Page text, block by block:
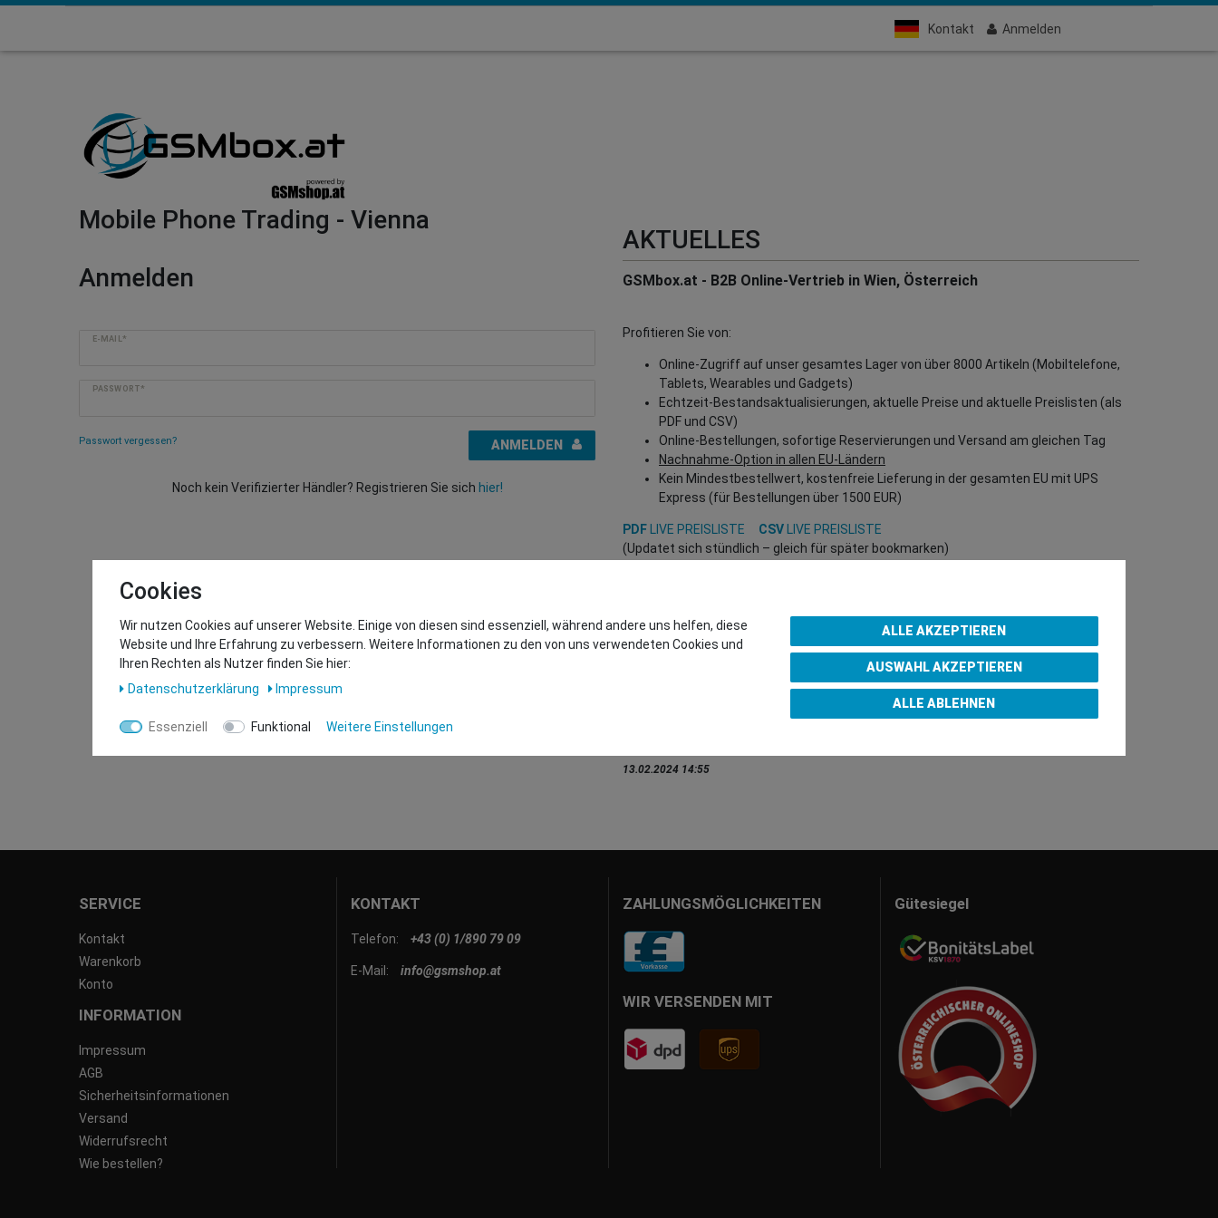
Kontakt Anmelden
Mobile Phone Trading - Vienna
Anmelden
E-MAIL*
PASSWORT*
Passwort vergessen? ANMELDEN
Noch kein Verifizierter Händler? Registrieren Sie sich hier!
AKTUELLES
GSMbox.at - B2B Online-Vertrieb in Wien, Österreich
Profitieren Sie von:
Online-Zugriff auf unser gesamtes Lager von über 8000 Artikeln (Mobiltelefone,
Tablets, Wearables und Gadgets)
Echtzeit-Bestandsaktualisierungen, aktuelle Preise und aktuelle Preislisten (als
PDF und CSV)
Online-Bestellungen, sofortige Reservierungen und Versand am gleichen Tag
Nachnahme-Option in allen EU-Ländern
Kein Mindestbestellwert, kostenfreie Lieferung in der gesamten EU mit UPS
Express (für Bestellungen über 1500 EUR)
PDF LIVE PREISLISTE CSV
LIVE PREISLISTE
(Updatet sich stündlich – gleich für später bookmarken)
(Nur für Wiederverkäufer und B2B Kunden – gültige EU UID Nummer erforderlich!)
Kontaktieren Sie unser GSMshop Purchase Team
13.02.2024 14:55
SERVICE
Kontakt
Warenkorb
Konto
INFORMATION
Impressum
AGB
Sicherheitsinformationen
Versand
Widerrufsrecht
Wie bestellen?
KONTAKT
Telefon: +43 (0) 1/890 79 09
E-Mail: info@gsmshop.at
ZAHLUNGSMÖGLICHKEITEN
WIR VERSENDEN MIT
Gütesiegel
Cookies
Wir nutzen Cookies auf unserer Website. Einige von diesen sind essenziell, während andere uns helfen, diese
Website und Ihre Erfahrung zu verbessern. Weitere Informationen zu den von uns verwendeten Cookies und
Ihren Rechten als Nutzer finden Sie hier:
Daten­schutz­erklärung
Impressum
Essenziell Funktional Weitere Einstellungen
ALLE AKZEPTIEREN
AUSWAHL AKZEPTIEREN
ALLE ABLEHNEN